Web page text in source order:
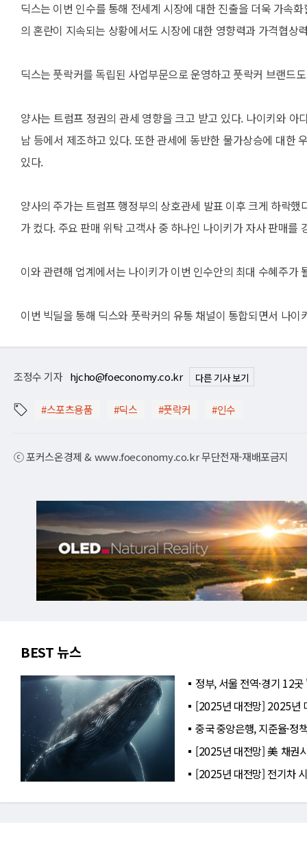
딕스는 이번 인수를 통해 전세계 시장에 대한 진출을 더욱 가속
의 혼란이 지속되는 상황에서도 시장에 대한 영향력과 가격협상
딕스는 풋락커를 독립된 사업부문으로 운영하고 풋락커 브랜드
양사는 트럼프 정권의 관세 영향을 크고 받고 있다. 나이키와
남 등에서 제조하고 있다. 또한 관세에 동반한 물가상승에 대한
있다.
양사의 주가는 트럼프 행정부의 상호관세 발표 이후 크게 하락
가 컸다. 주요 판매 위탁 고객사 중 하나인 나이키가 자사 판매를
이와 관련해 업계에서는 나이키가 이번 인수안의 최대 수혜주가
이번 빅딜을 통해 딕스와 풋락커의 유통 채널이 통합되면서 나
조정수 기자 hjcho@foeconomy.co.kr 다른 기사 보기
#스포츠용품 #딕스 #풋락커 #인수
ⓒ 포커스온경제 & www.foeconomy.co.kr 무단전재-재배포금지
BEST 뉴스
정부, 서울 전역·경기 12
[2025년 대전망] 2025년
중국 중앙은행, 지준율·
[2025년 대전망] 美 채권
[2025년 대전망] 전기차